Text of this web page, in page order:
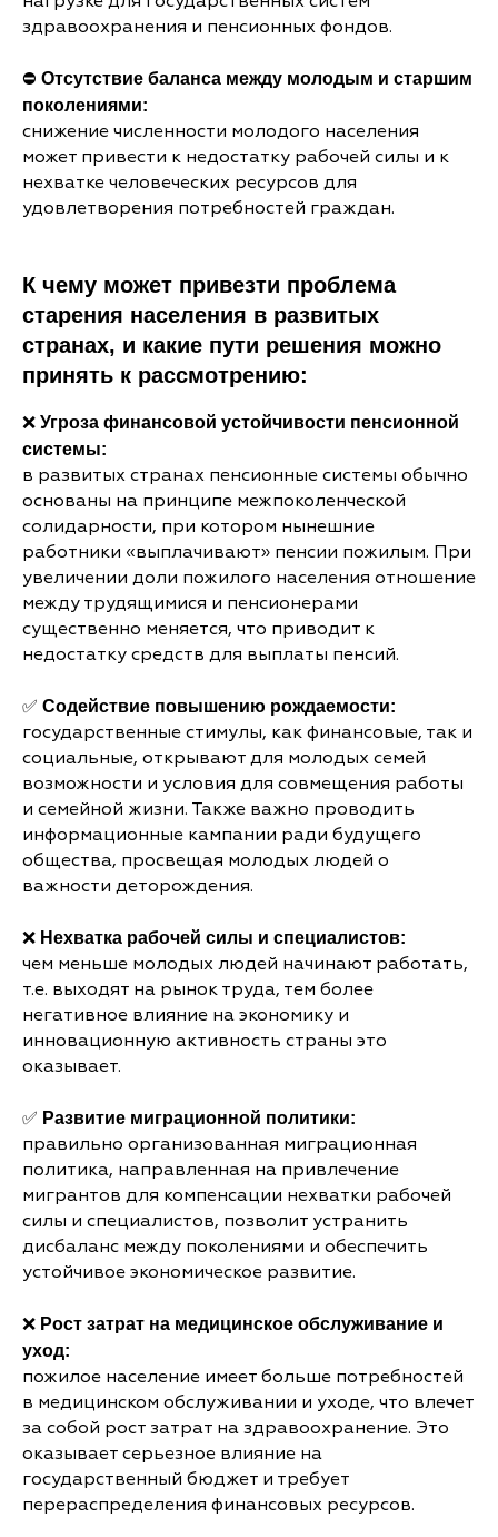
здравоохранения и пенсионных фондов.
⛔ Отсутствие баланса между молодым и старшим
поколениями:
снижение численности молодого населения
может привести к недостатку рабочей силы и к
нехватке человеческих ресурсов для
удовлетворения потребностей граждан.
К чему может привезти проблема
старения населения в развитых
странах, и какие пути решения можно
принять к рассмотрению:
❌ Угроза финансовой устойчивости пенсионной
системы:
в развитых странах пенсионные системы обычно
основаны на принципе межпоколенческой
солидарности, при котором нынешние
работники «выплачивают» пенсии пожилым. При
увеличении доли пожилого населения отношение
между трудящимися и пенсионерами
существенно меняется, что приводит к
недостатку средств для выплаты пенсий.
✅ Содействие повышению рождаемости:
государственные стимулы, как финансовые, так и
социальные, открывают для молодых семей
возможности и условия для совмещения работы
и семейной жизни. Также важно проводить
информационные кампании ради будущего
общества, просвещая молодых людей о
важности деторождения.
❌ Нехватка рабочей силы и специалистов:
чем меньше молодых людей начинают работать,
т.е. выходят на рынок труда, тем более
негативное влияние на экономику и
инновационную активность страны это
оказывает.
✅ Развитие миграционной политики:
правильно организованная миграционная
политика, направленная на привлечение
мигрантов для компенсации нехватки рабочей
силы и специалистов, позволит устранить
дисбаланс между поколениями и обеспечить
устойчивое экономическое развитие.
❌ Рост затрат на медицинское обслуживание и
уход:
пожилое население имеет больше потребностей
в медицинском обслуживании и уходе, что влечет
за собой рост затрат на здравоохранение. Это
оказывает серьезное влияние на
государственный бюджет и требует
перераспределения финансовых ресурсов.